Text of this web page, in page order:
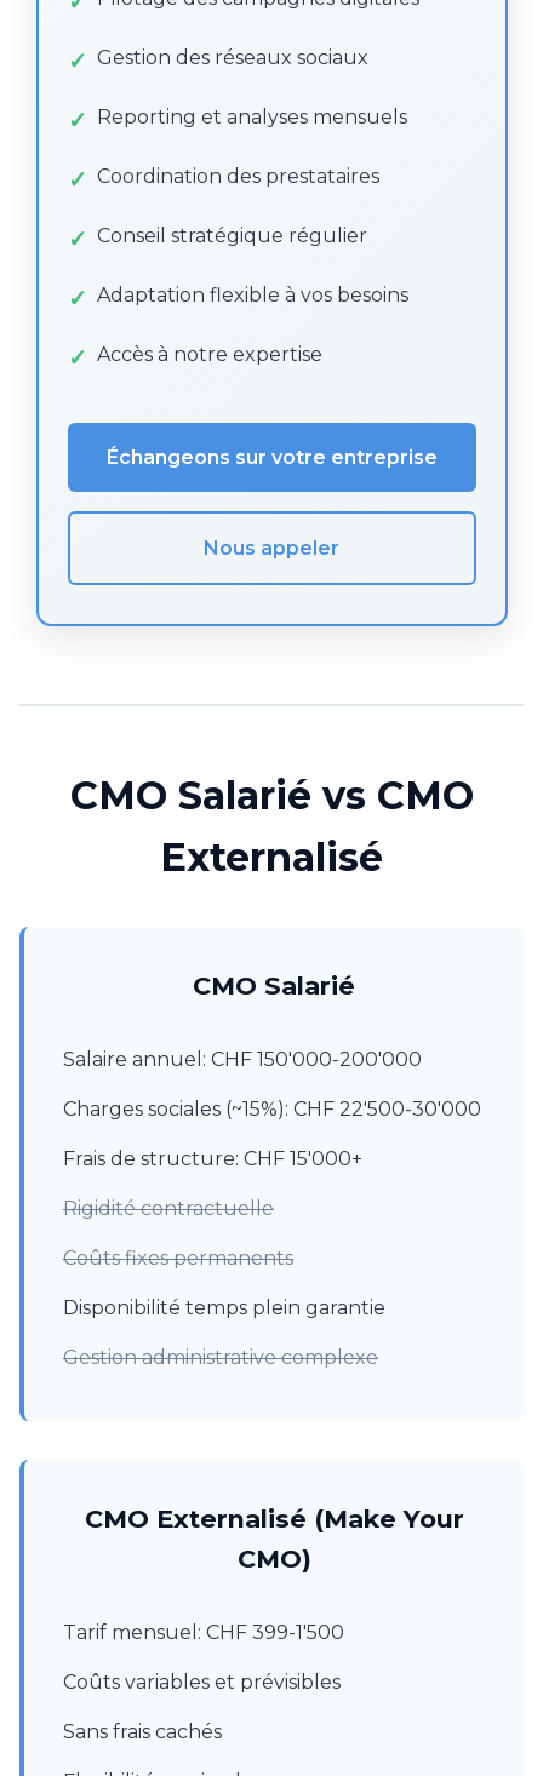
Gestion des réseaux sociaux
Reporting et analyses mensuels
Coordination des prestataires
Conseil stratégique régulier
Adaptation flexible à vos besoins
Accès à notre expertise
Échangeons sur votre entreprise
Nous appeler
CMO Salarié vs CMO
Externalisé
CMO Salarié
Salaire annuel: CHF 150'000-200'000
Charges sociales (~15%): CHF 22'500-30'000
Frais de structure: CHF 15'000+
Rigidité contractuelle
Coûts fixes permanents
Disponibilité temps plein garantie
Gestion administrative complexe
CMO Externalisé (Make Your
CMO)
Tarif mensuel: CHF 399-1'500
Coûts variables et prévisibles
Sans frais cachés